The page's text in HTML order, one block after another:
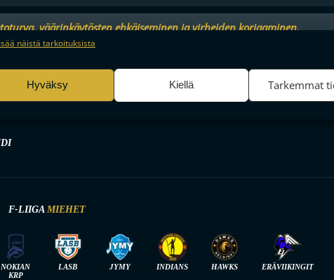
väärinkäytösten ehkäiseminen ja virheiden korjaaminen,
ja sisällön tekninen jakelu, Tallenna ja ilmaise
näistä tarkoituksista
Hyväksy Kiellä Tarkemmat
VIIHDYTTÄVINTÄ
F-LIIGA MIEHET
NOKIAN
KRP
LASB JYMY INDIANS HAWKS ERÄVIIKINGIT